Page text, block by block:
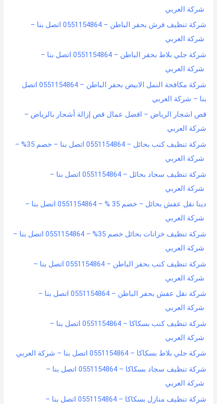
شركة العربي
شركة تنظيف فرش بحفر الباطن – 0551154864 اتصل بنا –
شركة العربي
شركة جلي بلاط بحفر الباطن – 0551154864 اتصل بنا –
شركة العربي
شركة مكافحة النمل الابيض بحفر الباطن – 0551154864 اتصل
بنا – شركة العربي
قص اشجار الرياض – افضل عمال قص إزالة أشجار بالرياض –
شركة العربي
شركة تنظيف كنب بحائل – 0551154864 اتصل بنا – خصم 35% –
شركة العربي
شركة تنظيف سجاد بحائل – 0551154864 اتصل بنا –
شركة العربي
دينا نقل عفش بحائل – خصم 35 % – 0551154864 اتصل بنا –
شركة العربي
شركة تنظيف خزانات بحائل خصم 35% – 0551154864 اتصل بنا –
شركة العربي
شركة تنظيف كنب بحفر الباطن – 0551154864 اتصل بنا –
شركة العربي
شركة نقل عفش بحفر الباطن – 0551154864 اتصل بنا –
شركة العربي
شركة تنظيف كنب بسكاكا – 0551154864 اتصل بنا –
شركة العربي
شركة جلي بلاط بسكاكا – 0551154864 اتصل بنا – شركة العربي
شركة تنظيف سجاد بسكاكا – 0551154864 اتصل بنا –
شركة العربي
شركة تنظيف منازل بسكاكا – 0551154864 اتصل بنا –